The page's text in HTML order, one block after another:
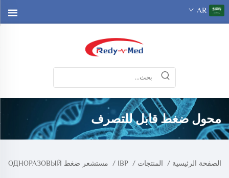
AR
محول ضغط قابل للتصرف
الصفحة الرئيسية / المنتجات /
IBP
/ مستشعر ضغط ОДНОРАЗОВЫЙ